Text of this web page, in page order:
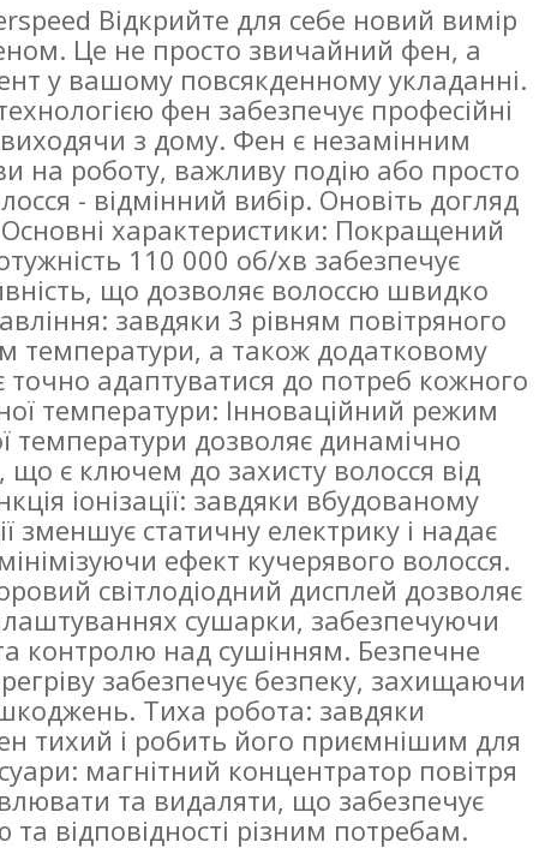
Відкрийте для себе новий вимір
Це не просто звичайний фен, а
у вашому повсякденному укладанні.
фен забезпечує професійні
з дому. Фен є незамінним
на роботу, важливу подію або просто
- відмінний вибір. Оновіть догляд
характеристики: Покращений
110 000 об/хв забезпечує
що дозволяє волоссю швидко
завдяки 3 рівням повітряного
температури, а також додатковому
адаптуватися до потреб кожного
температури: Інноваційний режим
температури дозволяє динамічно
що є ключем до захисту волосся від
іонізації: завдяки вбудованому
зменшує статичну електрику і надає
ефект кучерявого волосся.
світлодіодний дисплей дозволяє
сушарки, забезпечуючи
контролю над сушінням. Безпечне
забезпечує безпеку, захищаючи
Тиха робота: завдяки
тихий і робить його приємнішим для
магнітний концентратор повітря
та видаляти, що забезпечує
та відповідності різним потребам.